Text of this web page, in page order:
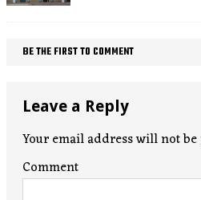
BE THE FIRST TO COMMENT
Leave a Reply
Your email address will not
Comment